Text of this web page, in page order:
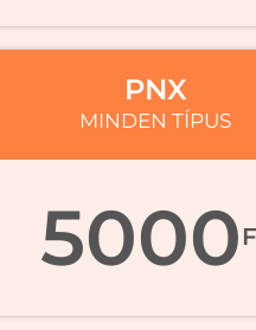
PNX
MINDEN TÍPUS
5000